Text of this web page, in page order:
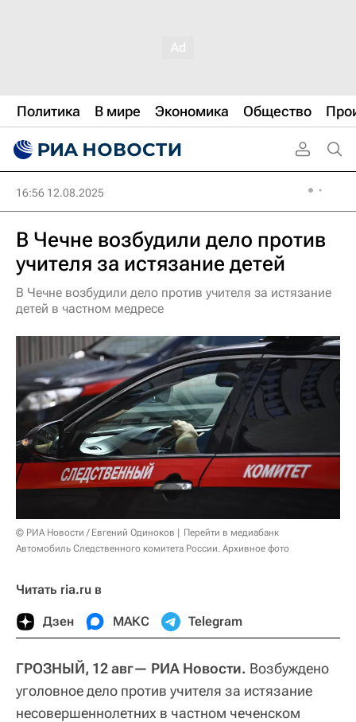
Политика В мире Экономика Общество
16:56 12.08.2025
В Чечне возбудили дело против
учителя за истязание детей
В Чечне возбудили дело против учителя за истязание
детей в частном медресе
© РИА Новости / Евгений Одиноков
Перейти в медиабанк
Автомобиль Следственного комитета России. Архивное фото
Читать ria.ru в
Дзен МАКС Telegram
ГРОЗНЫЙ, 12 авг— РИА Новости. Возбуждено
уголовное дело против учителя за истязание
несовершеннолетних в частном чеченском